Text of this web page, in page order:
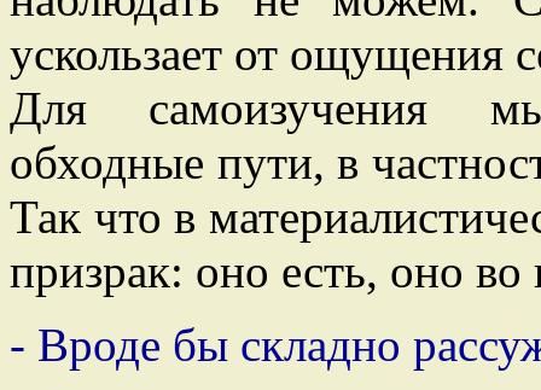
ускользает от ощущения
Для самоизучения
обходные пути, в
Так что в
призрак: оно есть, оно
- Вроде бы складно